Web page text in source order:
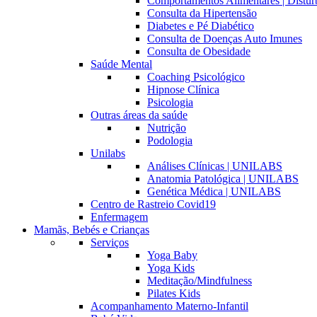
Consulta da Hipertensão
Diabetes e Pé Diabético
Consulta de Doenças Auto Imunes
Consulta de Obesidade
Saúde Mental
Coaching Psicológico
Hipnose Clínica
Psicologia
Outras áreas da saúde
Nutrição
Podologia
Unilabs
Análises Clínicas | UNILABS
Anatomia Patológica | UNILABS
Genética Médica | UNILABS
Centro de Rastreio Covid19
Enfermagem
Mamãs, Bebés e Crianças
Serviços
Yoga Baby
Yoga Kids
Meditação/Mindfulness
Pilates Kids
Acompanhamento Materno-Infantil